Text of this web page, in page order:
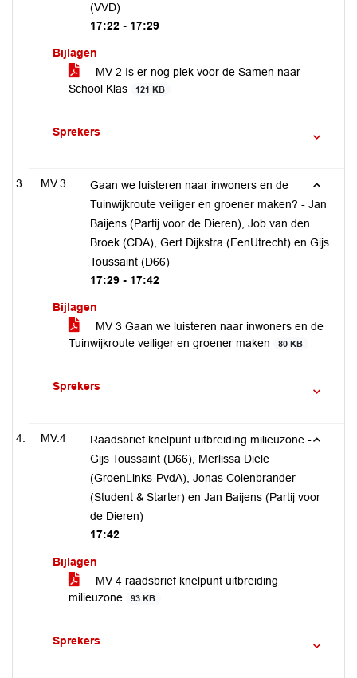
(VVD)
17:22 - 17:29
Bijlagen
MV 2 Is er nog plek voor de Samen naar
School Klas
121 KB
Sprekers
MV.3
Gaan we luisteren naar inwoners en de
Tuinwijkroute veiliger en groener maken? - Jan
Baijens (Partij voor de Dieren), Job van den
Broek (CDA), Gert Dijkstra (EenUtrecht) en Gijs
Toussaint (D66)
17:29 - 17:42
Bijlagen
MV 3 Gaan we luisteren naar inwoners en de
Tuinwijkroute veiliger en groener maken
80 KB
Sprekers
MV.4
Raadsbrief knelpunt uitbreiding milieuzone -
Gijs Toussaint (D66), Merlissa Diele
(GroenLinks-PvdA), Jonas Colenbrander
(Student & Starter) en Jan Baijens (Partij voor
de Dieren)
17:42
Bijlagen
MV 4 raadsbrief knelpunt uitbreiding
milieuzone
93 KB
Sprekers